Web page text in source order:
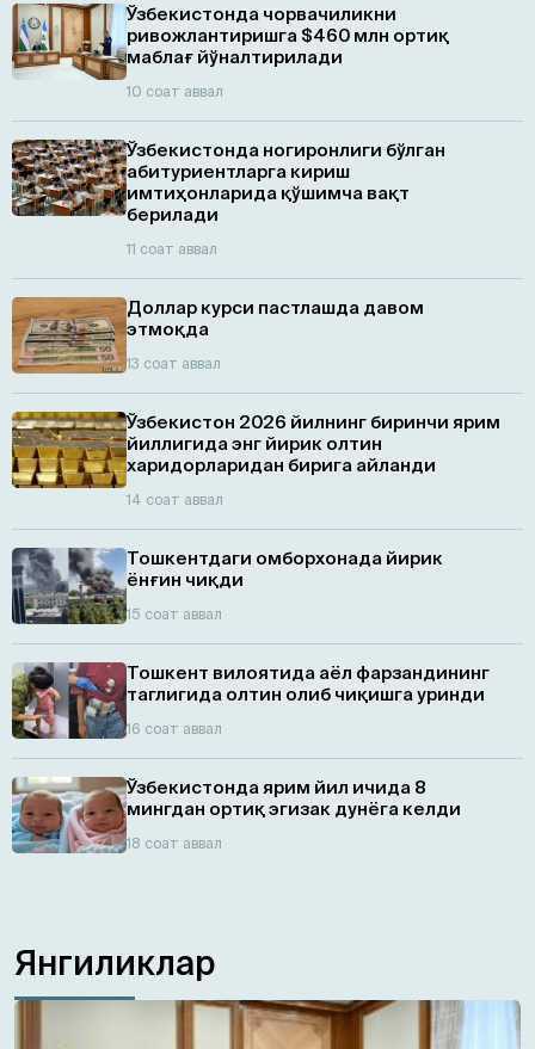
Ўзбекистонда чорвачиликни
ривожлантиришга $460 млн ортиқ
маблағ йўналтирилади
10 соат аввал
Ўзбекистонда ногиронлиги бўлган
абитуриентларга кириш
имтиҳонларида қўшимча вақт
берилади
11 соат аввал
Доллар курси пастлашда давом
этмоқда
13 соат аввал
Ўзбекистон 2026 йилнинг биринчи ярим
йиллигида энг йирик олтин
харидорларидан бирига айланди
14 соат аввал
Тошкентдаги омборхонада йирик
ёнғин чиқди
15 соат аввал
Тошкент вилоятида аёл фарзандининг
таглигида олтин олиб чиқишга уринди
16 соат аввал
Ўзбекистонда ярим йил ичида 8
мингдан ортиқ эгизaк дунёга келди
18 соат аввал
Янгиликлар